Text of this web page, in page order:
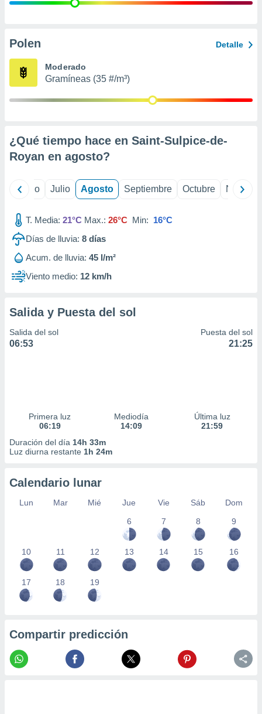
e
publicidad
Polen Detalle
Moderado
Gramíneas (35 #/m³)
¿Qué tiempo hace en Saint-Sulpice-de-
Royan en agosto?
Junio Julio Agosto Septiembre Octubre
T. Media: 21°C Max.: 26°C Min: 16°C
Días de lluvia: 8 días
Acum. de lluvia: 45 l/m²
Viento medio: 12 km/h
Salida y Puesta del sol
Salida del sol
06:53
Puesta del sol
21:25
Primera luz
06:19
Mediodía
14:09
Última luz
21:59
Duración del día 14h 33m
Luz diurna restante 1h 24m
Calendario lunar
Lun Mar Mié Jue Vie Sáb
Dom
6
7 8 9
10 11 12 13 14 15 16
17 18 19
Compartir predicción